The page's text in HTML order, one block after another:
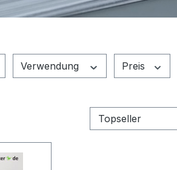
Verwendung Preis